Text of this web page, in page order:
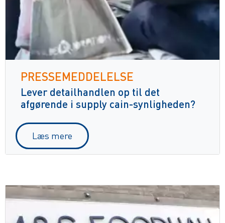
PRESSEMEDDELELSE
Lever detailhandlen op til det
afgørende i supply cain-synligheden?
Læs mere